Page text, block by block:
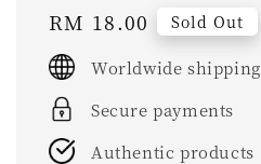
Regular
price
RM 18.00 Sold Out
Worldwide shipping
Secure payments
Authentic products